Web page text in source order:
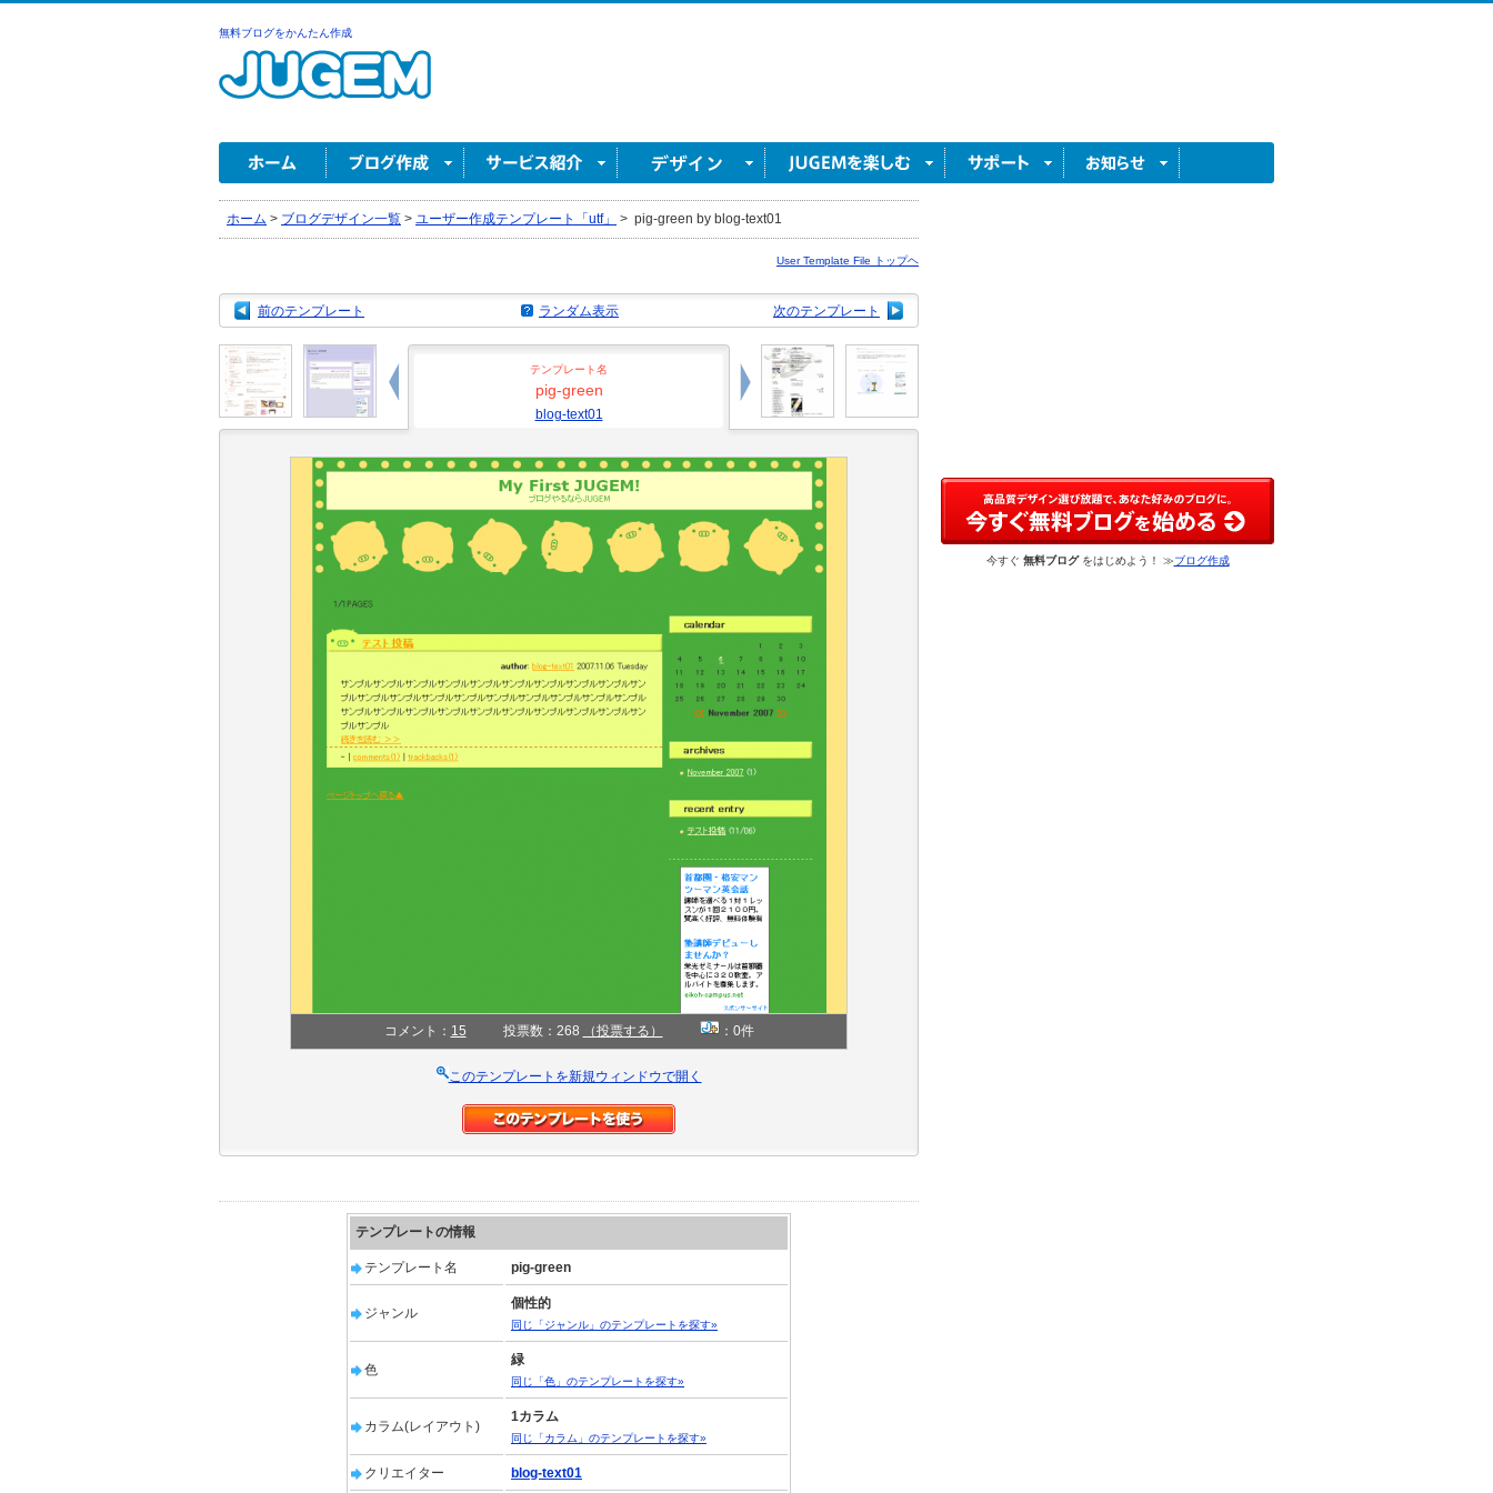
無料ブログをかんたん作成
ホーム > ブログデザイン一覧 > ユーザー作成テンプレート「utf」 > pig-green by blog-text01
User Template File トップヘ
前のテンプレート 次のテンプレート
ランダム表示
テンプレート名
pig-green
blog-text01
コメント： 15 投票数：268 （投票する） ：0件
このテンプレートを新規ウィンドウで開く
テンプレートの情報
テンプレート名 pig-green
ジャンル
個性的
同じ「ジャンル」のテンプレートを探す»
色
緑
同じ「色」のテンプレートを探す»
カラム(レイアウト)
1カラム
同じ「カラム」のテンプレートを探す»
クリエイター blog-text01
今すぐ 無料ブログをはじめよう！ ≫ブログ作成